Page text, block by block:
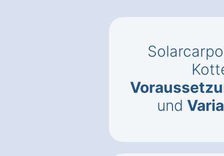
und